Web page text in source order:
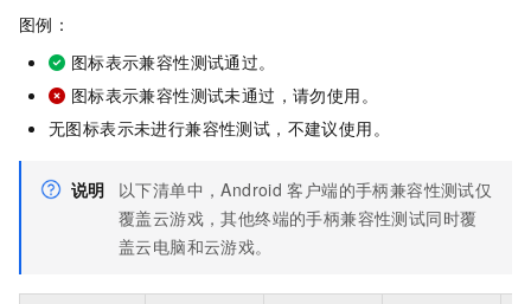
图例：
图标表示兼容性测试通过。
图标表示兼容性测试未通过，请勿使用。
无图标表示未进行兼容性测试，不建议使用。
说明 以下清单中，Android 客户端的手柄兼容性测试仅
覆盖云游戏，其他终端的手柄兼容性测试同时覆
盖云电脑和云游戏。